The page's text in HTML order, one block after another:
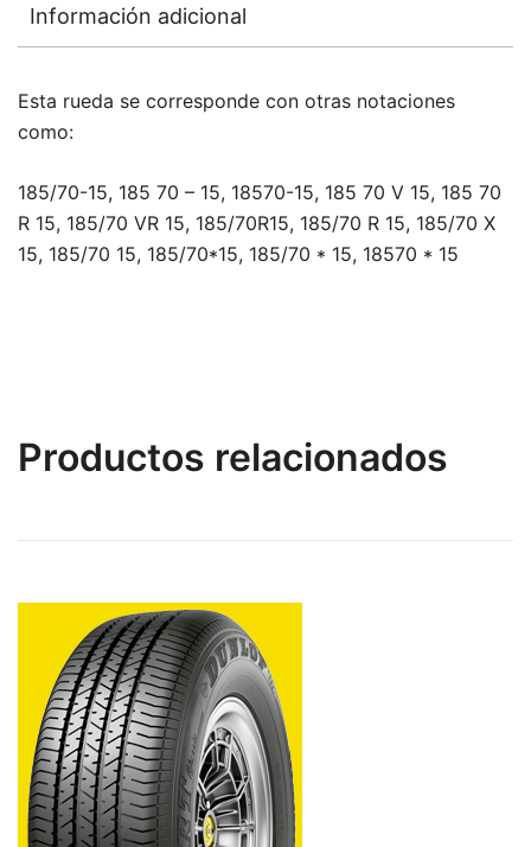
Información adicional
Esta rueda se corresponde con otras notaciones
como:
185/70-15, 185 70 – 15, 18570-15, 185 70 V 15, 185 70
R 15, 185/70 VR 15, 185/70R15, 185/70 R 15, 185/70 X
15, 185/70 15, 185/70*15, 185/70 * 15, 18570 * 15
Productos relacionados